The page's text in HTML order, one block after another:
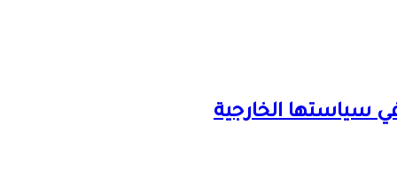
سياستها الخارجية